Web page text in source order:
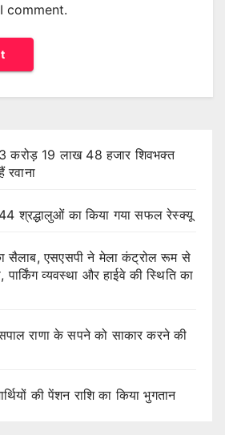
comment.
19 लाख 48 हजार शिवभक्त
श्रद्धालुओं का किया गया सफल रेस्क्यू
सैलाब, एसएसपी ने मेला कंट्रोल रूम से
पार्किंग व्यवस्था और हाईवे की स्थिति का
राणा के सपने को साकार करने की
की पेंशन राशि का किया भुगतान